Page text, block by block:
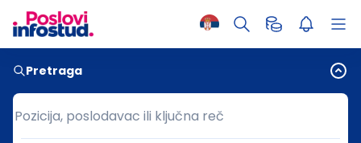
Pretraga
Pozicija, poslodavac ili ključna reč
Pozicija, poslodavac ili ključna reč